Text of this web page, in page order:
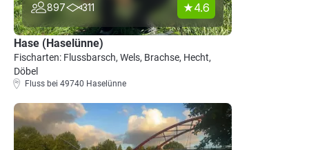
897 311 4.6
Hase (Haselünne)
Fischarten: Flussbarsch, Wels, Brachse, Hecht,
Döbel
Fluss bei 49740 Haselünne